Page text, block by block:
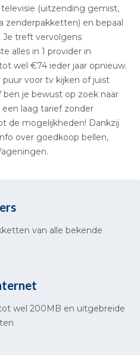
televisie (uitzending gemist,
zenderpakketten) en bepaal
Je treft vervolgens
alles in 1 provider in
wel €74 ieder jaar opnieuw.
voor tv kijken of juist
je bewust op zoek naar
laag tarief zonder
de mogelijkheden! Dankzij
over goedkoop bellen,
van alle bekende
wel 200MB en uitgebreide